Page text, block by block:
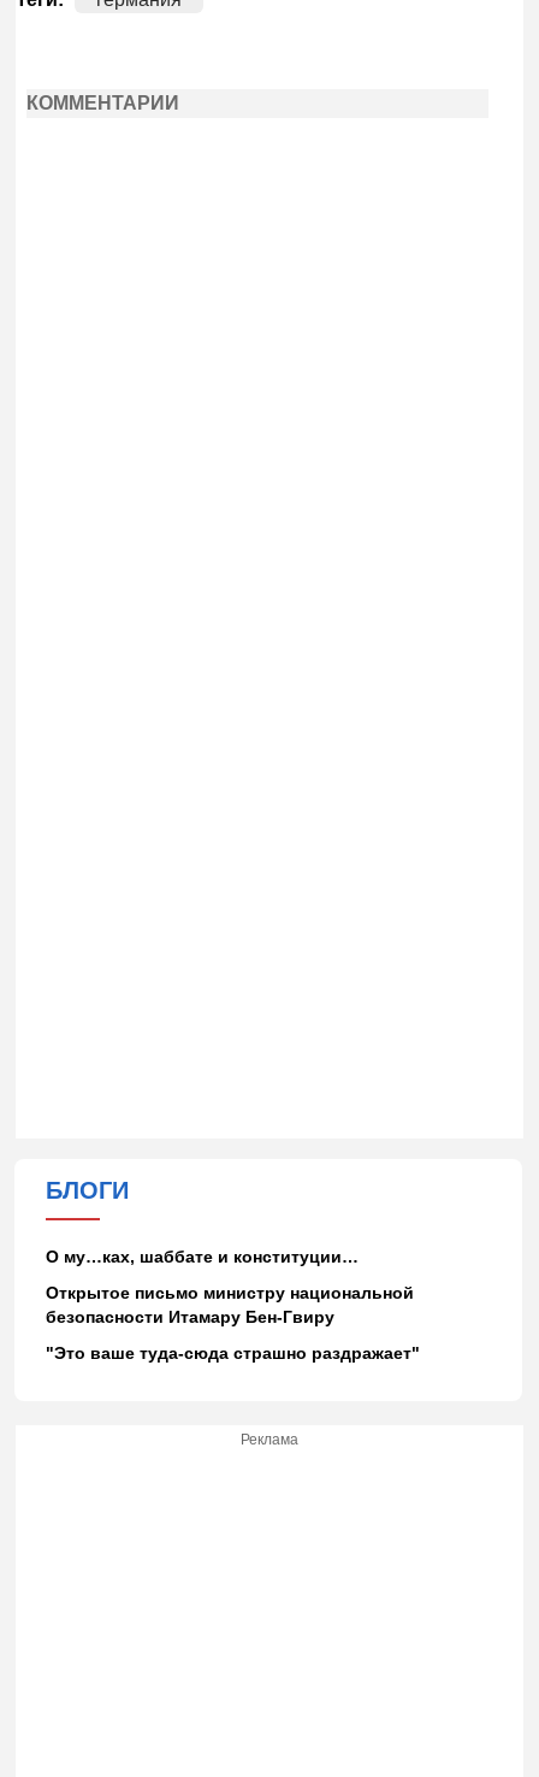
КОММЕНТАРИИ
БЛОГИ
О му…ках, шаббате и конституции…
Открытое письмо министру национальной
безопасности Итамару Бен-Гвиру
"Это ваше туда-сюда страшно раздражает"
Реклама